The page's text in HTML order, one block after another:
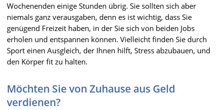
Wochenenden einige Stunden übrig. Sie sollten sich aber
niemals ganz verausgaben, denn es ist wichtig, dass Sie
genügend Freizeit haben, in der Sie sich von beiden Jobs
erholen und entspannen können. Vielleicht finden Sie durch
Sport einen Ausgleich, der Ihnen hilft, Stress abzubauen, und
den Körper fit zu halten.
Möchten Sie von Zuhause aus Geld
verdienen?